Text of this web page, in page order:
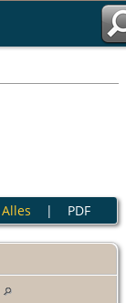
Alles | PDF